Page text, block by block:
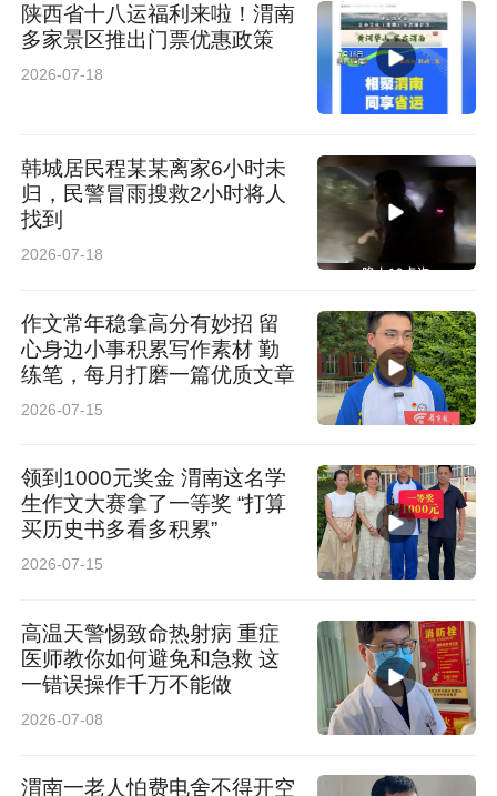
陕西省十八运福利来啦！渭南
多家景区推出门票优惠政策
2026-07-18
韩城居民程某某离家6小时未
归，民警冒雨搜救2小时将人
找到
2026-07-18
作文常年稳拿高分有妙招 留
心身边小事积累写作素材 勤
练笔，每月打磨一篇优质文章
2026-07-15
领到1000元奖金 渭南这名学
生作文大赛拿了一等奖 “打算
买历史书多看多积累”
2026-07-15
高温天警惕致命热射病 重症
医师教你如何避免和急救 这
一错误操作千万不能做
2026-07-08
渭南一老人怕费电舍不得开空